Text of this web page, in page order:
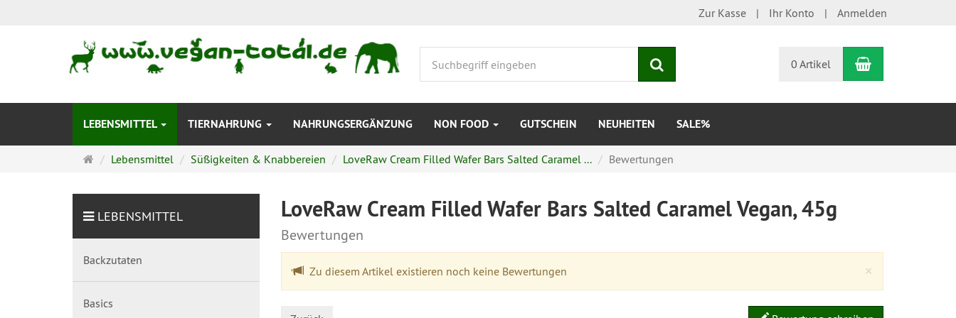
Zur Kasse Ihr Konto Anmelden
0 Artikel Warenkorb
LEBENSMITTEL TIERNAHRUNG NAHRUNGSERGÄNZUNG NON FOOD GUTSCHEIN NEUHEITEN SALE%
Startseite
Lebensmittel Süßigkeiten & Knabbereien LoveRaw Cream Filled Wafer Bars Salted Caramel ... Bewertungen
LoveRaw Cream Filled Wafer Bars Salted Caramel Vegan, 45g
Bewertungen
×
Zu diesem Artikel existieren noch keine Bewertungen
LEBENSMITTEL
Backzutaten
Basics